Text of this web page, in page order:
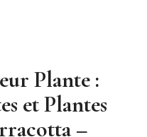
Plante :
et Plantes
–